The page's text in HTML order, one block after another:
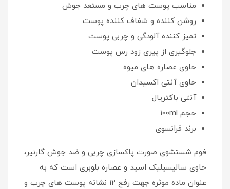
مناسب پوست های چرب و مستعد جوش
روشن کننده و شفاف کننده پوست
تمیز کننده آلودگی و چربی پوست
جلوگیری از پیری زود رس پوست
حاوی عصاره های میوه
حاوی آنتی اکسیدان
آنتی باکتریال
حجم 100ml
برند فرانسوی
فوم شستشوی صورت پاکسازی چربی و ضد جوش گارنیر،
حاوی سالیسیلیک اسید و عصاره بلوبری است که به
عنوان ماده موثره جهت رفع 12 نشانه پوست های چرب و